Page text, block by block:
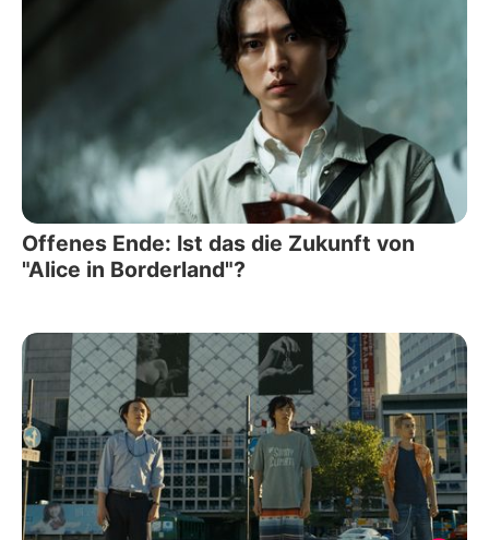
Offenes Ende: Ist das die Zukunft von
"Alice in Borderland"?